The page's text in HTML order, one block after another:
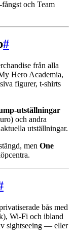
och Team
#
från alla
Hero Academia,
figurer, t-shirts
utställningar
och andra
utställningar.
men One
bås med
Wi-Fi och ibland
sightseeing — eller